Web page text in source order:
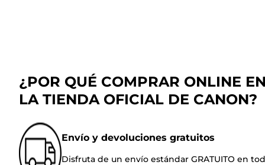
¿POR QUÉ COMPRAR ONLINE
LA TIENDA OFICIAL DE CANON?
Envío y devoluciones gratuitos
Disfruta de un envío estándar GRATUITO en